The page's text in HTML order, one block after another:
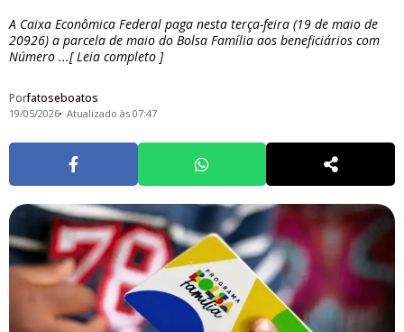
A Caixa Econômica Federal paga nesta terça-feira (19 de maio de
20926) a parcela de maio do Bolsa Família aos beneficiários com
Número ...[ Leia completo ]
Porfatoseboatos
19/05/2026 Atualizado às 07:47